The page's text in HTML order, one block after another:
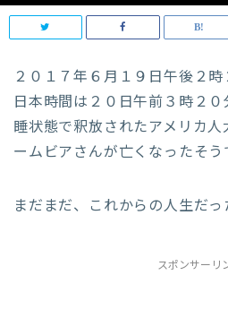
２０１７年６月１９日午後２
日本時間は２０日午前３時２
睡状態で釈放されたアメリカ
ームビアさんが亡くなったそう
まだまだ、これからの人生だっ
スポンサーリ